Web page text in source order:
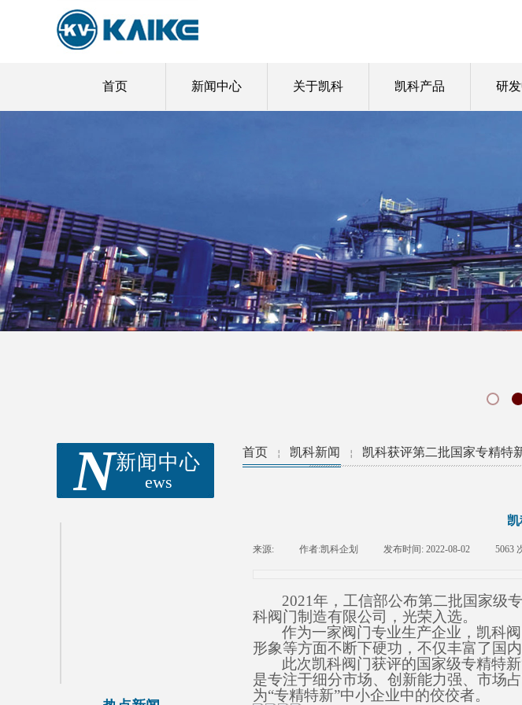
首页 新闻中心 关于凯科 凯科产品 研
N 首页 ￤ 凯科新闻 ￤ 凯科获评第二批国家专精特
新闻中心
ews
凯
来源: 作者:凯科企划 发布时间: 2022-08-02 5063
2021年，工信部公布第二批国家级
科阀门制造有限公司，光荣入选。
作为一家阀门专业生产企业，凯科
形象等方面不断下硬功，不仅丰富了国
此次凯科阀门获评的国家级专精特
是专注于细分市场、创新能力强、市场
为“专精特新”中小企业中的佼佼者。
中心名单